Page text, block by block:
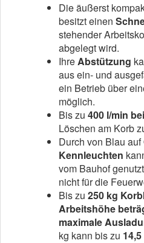
Die äußerst
besitzt einen
stehender
abgelegt wird.
IhreAbstützung
aus ein- und
ein Betrieb über
möglich.
Bis zu 400 l/min
Löschen am Korb
Durch von Blau
Kennleuchten
vom Bauhof
nicht für die
Bis zu 250 kg
Arbeitshöhe
maximale
kg kann bis zu